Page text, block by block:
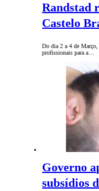
Randstad
Castelo
Do dia 2 a 4 de Março,
profissionais para a…
Governo
subsídios